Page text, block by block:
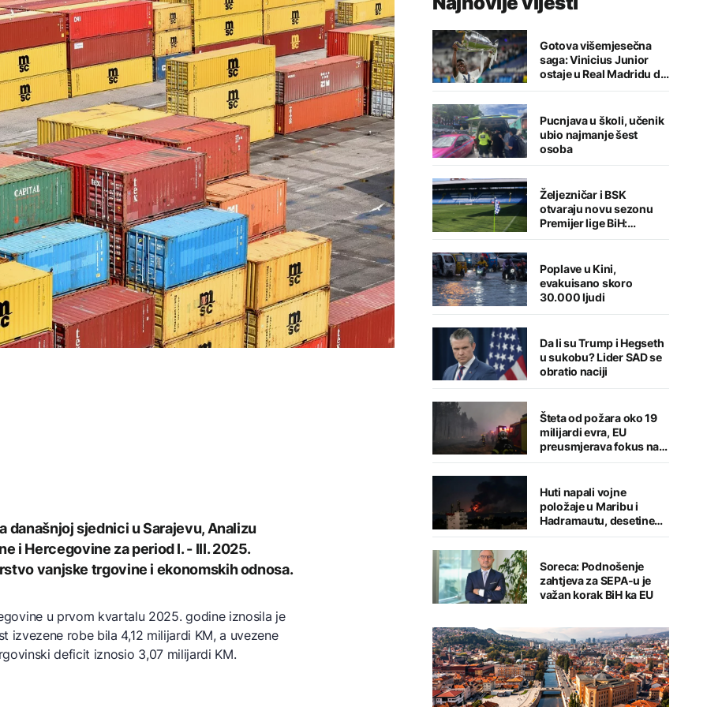
današnjoj sjednici u Sarajevu, Analizu
i Hercegovine za period I. - III. 2025.
vanjske trgovine i ekonomskih odnosa.
u prvom kvartalu 2025. godine iznosila je
izvezene robe bila 4,12 milijardi KM, a uvezene
deficit iznosio 3,07 milijardi KM.
Gotova višemjesečna
saga: Vinicius Junior
ostaje u Real Madridu do
2032. godine
Pucnjava u školi, učenik
ubio najmanje šest
osoba
Željezničar i BSK
otvaraju novu sezonu
Premijer lige BiH:
Sarajlije u problemima,
Poplave u Kini,
evakuisano skoro
30.000 ljudi
Da li su Trump i Hegseth
u sukobu? Lider SAD se
obratio naciji
Šteta od požara oko 19
milijardi evra, EU
preusmjerava fokus na
prevenciju
Huti napali vojne
položaje u Maribu i
Hadramautu, desetine
stradalih
Soreca: Podnošenje
zahtjeva za SEPA-u je
važan korak BiH ka EU